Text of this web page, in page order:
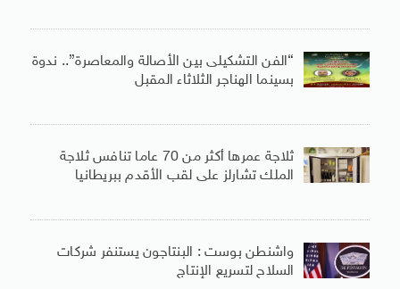
“الفن التشكيلى بين الأصالة والمعاصرة”.. ندوة
بسينما الهناجر الثلاثاء المقبل
ثلاجة عمرها أكثر من 70 عاما تنافس ثلاجة
الملك تشارلز على لقب الأقدم ببريطانيا
واشنطن بوست : البنتاجون يستنفر شركات
السلاح لتسريع الإنتاج